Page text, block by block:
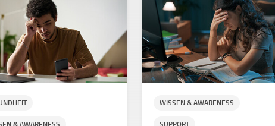
& AWARENESS
WISSEN & AWARENESS
SUPPORT